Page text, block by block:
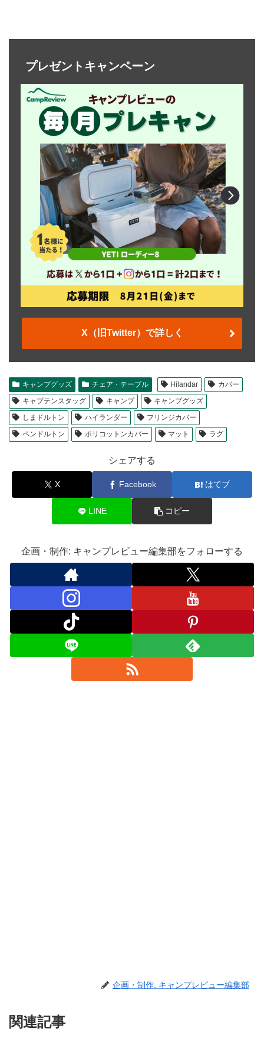
プレゼントキャンペーン
X（旧Twitter）で詳しく
キャンプグッズ チェア・テーブル Hilandar
カバー
キャプテンスタッグ
キャンプ
キャンプグッズ
しまドルトン
ハイランダー
フリンジカバー
ペンドルトン
ポリコットンカバー マット ラグ
シェアする
X Facebook はてブ
LINE コピー
企画・制作: キャンプレビュー編集部をフォローする
企画・制作: キャンプレビュー編集部
関連記事